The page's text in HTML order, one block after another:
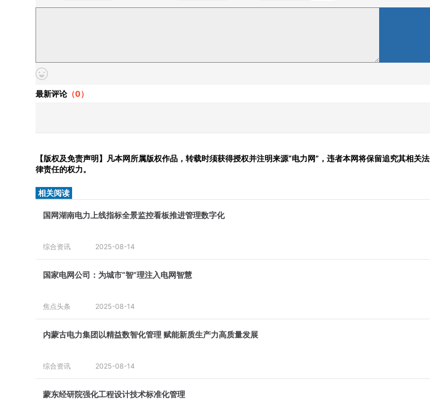
最新评论（0）
【版权及免责声明】凡本网所属版权作品，转载时须获得授权并注明来源“电力网”，违者本网将保留追究其相关法
律责任的权力。
相关阅读
国网湖南电力上线指标全景监控看板推进管理数字化
综合资讯 2025-08-14
国家电网公司：为城市“智”理注入电网智慧
焦点头条 2025-08-14
内蒙古电力集团以精益数智化管理 赋能新质生产力高质量发展
综合资讯 2025-08-14
蒙东经研院强化工程设计技术标准化管理